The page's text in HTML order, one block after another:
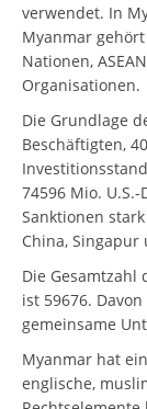
verwendet. In
Myanmar
Nationen,
Organisationen.
Die Grundlage
Beschäftigten,
74596 Mio.
Sanktionen
China, Singapur
Die
ist 59676.
gemeinsame
Myanmar hat
englische,